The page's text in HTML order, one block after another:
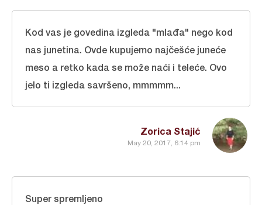
Zorica Stajić
May 20, 2017, 6:14 pm
Kod vas je govedina izgleda "mlađa" nego kod
nas junetina. Ovde kupujemo najčešće juneće
meso a retko kada se može naći i teleće. Ovo
jelo ti izgleda savršeno, mmmmm...
Super spremljeno